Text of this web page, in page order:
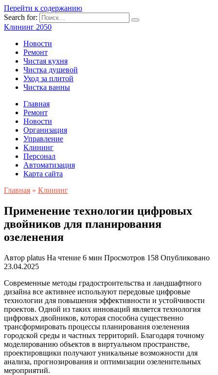
Перейти к содержанию
Search for:
Клининг 2050
Новости
Ремонт
Чистая кухня
Чистка душевой
Уход за плитой
Чистка ванны
Главная
Ремонт
Новости
Организация
Управление
Клининг
Персонал
Автоматизация
Карта сайта
Главная » Клининг
Применение технологии цифровых
двойников для планирования
озеленения
Автор platus На чтение 6 мин Просмотров 158 Опубликовано
23.04.2025
Современные методы градостроительства и ландшафтного
дизайна все активнее используют передовые цифровые
технологии для повышения эффективности и устойчивости
проектов. Одной из таких инноваций является технология
цифровых двойников, которая способна существенно
трансформировать процессы планирования озеленения
городской среды и частных территорий. Благодаря точному
моделированию объектов в виртуальном пространстве,
проектировщики получают уникальные возможности для
анализа, прогнозирования и оптимизации озеленительных
мероприятий.